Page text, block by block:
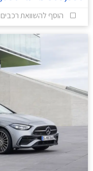
הוסף להשוואת רכבים